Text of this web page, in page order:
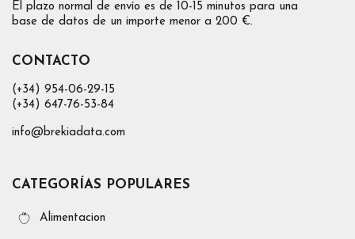
El plazo normal de envío es de 10-15 minutos para una
base de datos de un importe menor a 200 €.
CONTACTO
(+34) 954-06-29-15
(+34) 647-76-53-84
info@brekiadata.com
CATEGORÍAS POPULARES
Alimentacion